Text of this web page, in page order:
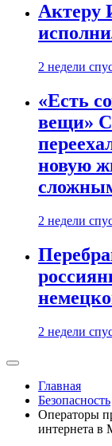
Актеру
2 недели
«Есть
вещи»
новую
2 недели
2 недели
Главная
Безопасность
Операторы
интернета в